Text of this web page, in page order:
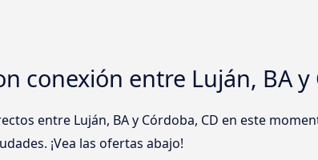
conexión entre Luján, BA y
entre Luján, BA y Córdoba, CD en este
¡Vea las ofertas abajo!